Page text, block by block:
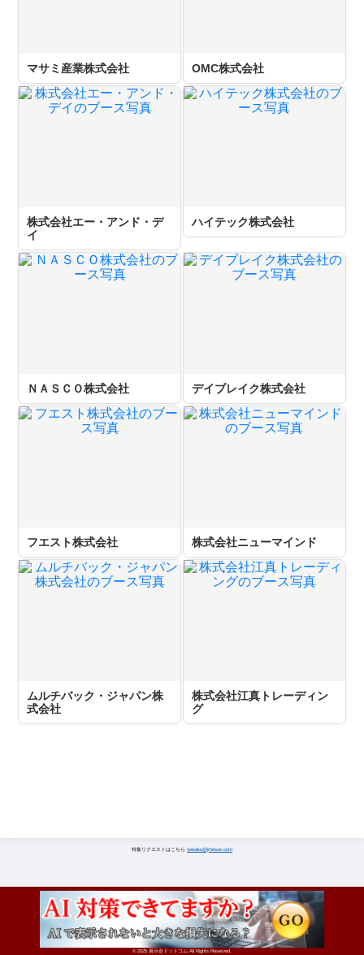
マサミ産業株式会社 OMC株式会社
株式会社エー・アンド・デ
イ
ハイテック株式会社
ＮＡＳＣＯ株式会社 デイブレイク株式会社
フエスト株式会社 株式会社ニューマインド
ムルチバック・ジャパン株
式会社
株式会社江真トレーディン
グ
特集リクエストはこちら seisaku@jmesse.com
© 2025 展示会ドットコム All Rights Reserved.